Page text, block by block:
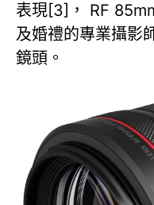
表現[3]， RF
及婚禮的專業攝影
鏡頭。